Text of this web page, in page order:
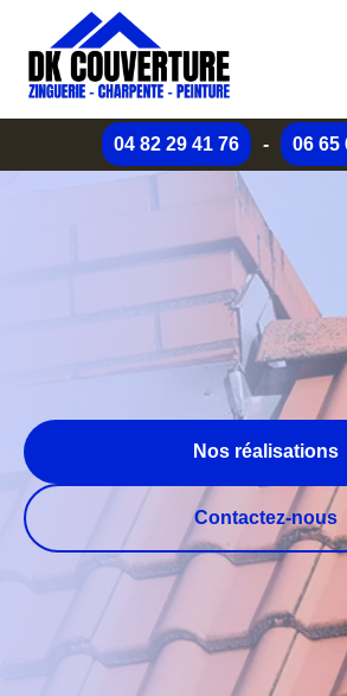
04 82 29 41 76 - 06 65
Nos réalisations
Contactez-nous